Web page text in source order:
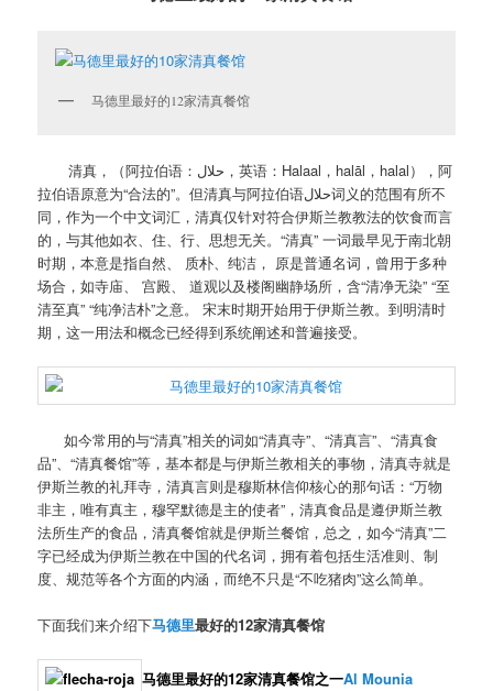
马德里最好的12家清真餐馆
清真，（阿拉伯语：حلال‎，英语：Halaal，halāl，halal），阿
拉伯语原意为“合法的”。但清真与阿拉伯语حلال‎词义的范围有所不
同，作为一个中文词汇，清真仅针对符合伊斯兰教教法的饮食而言
的，与其他如衣、住、行、思想无关。“清真” 一词最早见于南北朝
时期，本意是指自然、 质朴、纯洁， 原是普通名词，曾用于多种
场合，如寺庙、 宫殿、 道观以及楼阁幽静场所，含“清净无染” “至
清至真” “纯净洁朴”之意。 宋末时期开始用于伊斯兰教。到明清时
期，这一用法和概念已经得到系统阐述和普遍接受。
如今常用的与“清真”相关的词如“清真寺”、“清真言”、“清真食
品”、“清真餐馆”等，基本都是与伊斯兰教相关的事物，清真寺就是
伊斯兰教的礼拜寺，清真言则是穆斯林信仰核心的那句话：“万物
非主，唯有真主，穆罕默德是主的使者”，清真食品是遵伊斯兰教
法所生产的食品，清真餐馆就是伊斯兰餐馆，总之，如今“清真”二
字已经成为伊斯兰教在中国的代名词，拥有着包括生活准则、制
度、规范等各个方面的内涵，而绝不只是“不吃猪肉”这么简单。
下面我们来介绍下马德里最好的12家清真餐馆
马德里最好的12家清真餐馆之一Al Mounia